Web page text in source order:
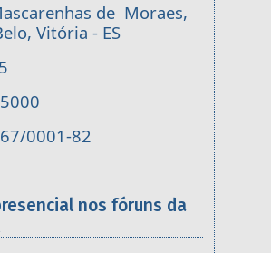
de Moraes,
Vitória - ES
0001-82
nos fóruns da